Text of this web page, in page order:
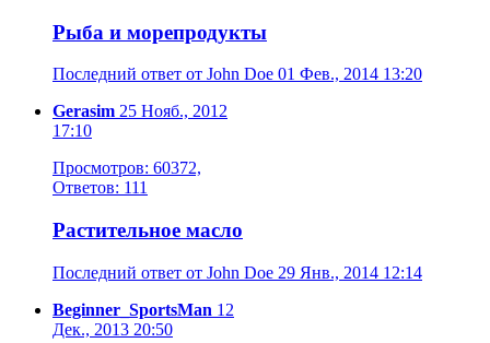
Рыба и морепродукты
Последний ответ от John Doe 01 Фев., 2014 13:20
Gerasim 25 Нояб., 2012
17:10
Просмотров: 60372,
Ответов: 111
Растительное масло
Последний ответ от John Doe 29 Янв., 2014 12:14
Beginner_SportsMan 12
Дек., 2013 20:50